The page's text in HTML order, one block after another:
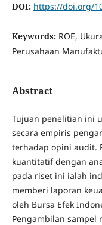
DOI: https://doi.org/
Keywords: ROE,
Perusahaan
Abstract
Tujuan penelitian ini
secara empiris
terhadap opini audit.
kuantitatif dengan
pada riset ini ialah
memberi laporan
oleh Bursa Efek
Pengambilan sampel